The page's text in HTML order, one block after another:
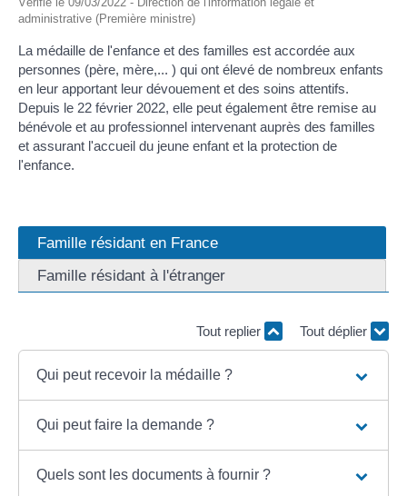
administrative (Première ministre)
La médaille de l'enfance et des familles est accordée aux
personnes (père, mère,... ) qui ont élevé de nombreux enfants
en leur apportant leur dévouement et des soins attentifs.
Depuis le 22 février 2022, elle peut également être remise au
bénévole et au professionnel intervenant auprès des familles
et assurant l'accueil du jeune enfant et la protection de
l'enfance.
Famille résidant en France
Famille résidant à l'étranger
Tout replier Tout déplier
Qui peut recevoir la médaille ?
Qui peut faire la demande ?
Quels sont les documents à fournir ?